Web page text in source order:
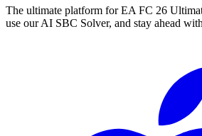
The ultimate platform for EA FC 26
use our AI SBC Solver, and stay ahead